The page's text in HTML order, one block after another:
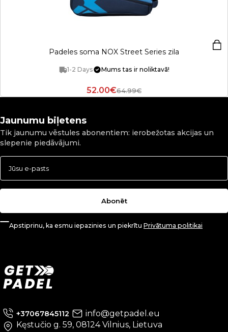
Padeles soma NOX Street Series zila
1-2 Days Mums tas ir noliktavā!
52.00€64.99€
Jaunumu biļetens
Tik jaunumu vēstules abonentiem: ierobežotas akcijas un
slepenie piedāvājumi.
Apstiprinu, ka esmu iepazinies un piekrītu Privātuma politikai
Abonēt
+37067845112
info@getpadel.eu
Kęstučio g. 59, 08124 Vilnius, Lietuva